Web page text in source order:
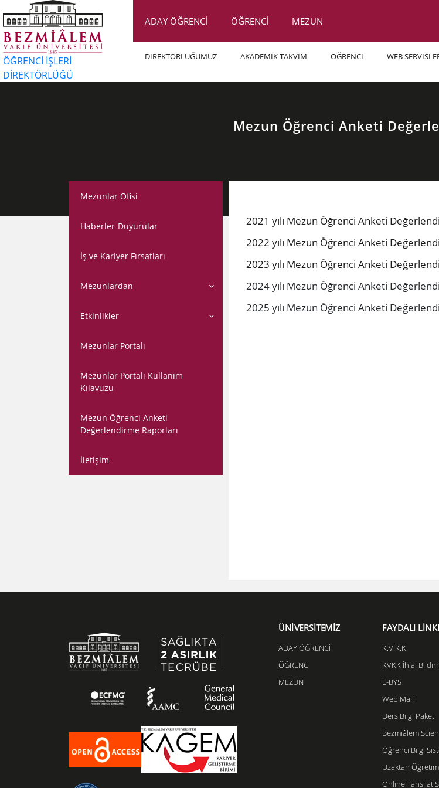
ÖĞRENCİ İŞLERİ
DİREKTÖRLÜĞÜ
ADAY ÖĞRENCİ ÖĞRENCİ MEZUN
DİREKTÖRLÜĞÜMÜZ AKADEMİK TAKVİM ÖĞRENCİ WEB
Mezun Öğrenci Anketi
Mezunlar Ofisi
Haberler-Duyurular
İş ve Kariyer Fırsatları
Mezunlardan
Etkinlikler
Mezunlar Portalı
Mezunlar Portalı Kullanım
Kılavuzu
Mezun Öğrenci Anketi
Değerlendirme Raporları
İletişim
2021 yılı Mezun Öğrenci Anketi
2022 yılı Mezun Öğrenci Anketi
2023 yılı Mezun Öğrenci Anketi
​2024 yılı Mezun Öğrenci Anketi
​2025 yılı Mezun Öğrenci Anketi
ÜNİVERSİTEMİZ
ADAY ÖĞRENCİ
ÖĞRENCİ
MEZUN
FAYDALI
K.V.K.K
KVKK İhlal
E-BYS
Web Mail
Ders Bilgi Paketi
Bezmiâlem
Öğrenci Bilgi
Uzaktan Öğretim
Online Tahsilat